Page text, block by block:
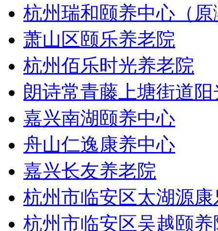
杭州瑞和颐养中心（
萧山区颐乐养老院
杭州佰乐时光养老院
朗诗常青藤上塘街道
嘉兴南湖颐养中心
舟山仁逸康养中心
嘉兴长友养老院
杭州市临安区太湖源
杭州市临安区吴越颐养